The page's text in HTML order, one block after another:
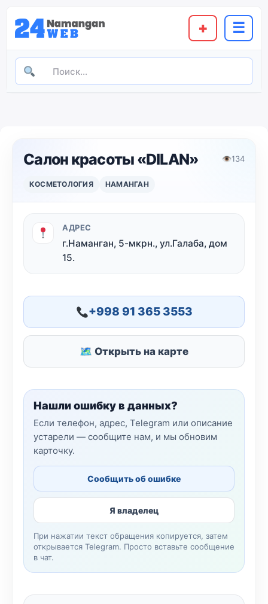
+ ☰
Салон красоты «DILAN» 👁134
КОСМЕТОЛОГИЯ НАМАНГАН
АДРЕС
г.Наманган, 5-мкрн., ул.Галаба, дом
15.
+998 91 365 3553
🗺 Открыть на карте
Нашли ошибку в данных?
Если телефон, адрес, Telegram или описание
устарели — сообщите нам, и мы обновим
карточку.
Сообщить об ошибке
Я владелец
При нажатии текст обращения копируется, затем
открывается Telegram. Просто вставьте сообщение
в чат.